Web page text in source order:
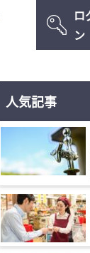
ロ
ン
人気記事